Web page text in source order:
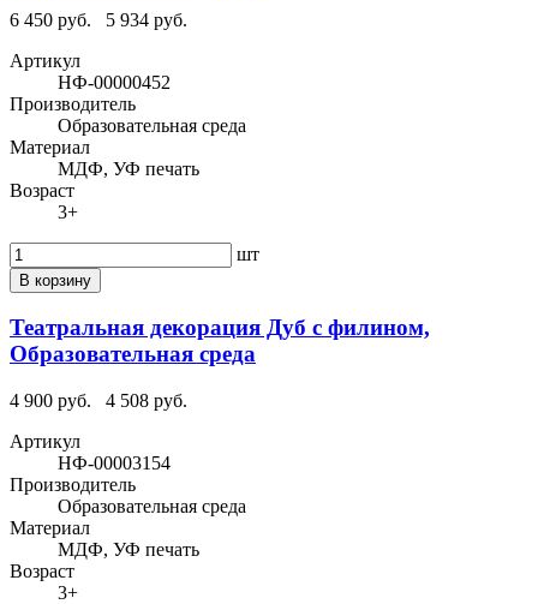
6 450 руб.
5 934 руб.
Артикул
НФ-00000452
Производитель
Образовательная среда
Материал
МДФ, УФ печать
Возраст
3+
шт
В корзину
Театральная декорация Дуб с филином,
Образовательная среда
4 900 руб.
4 508 руб.
Артикул
НФ-00003154
Производитель
Образовательная среда
Материал
МДФ, УФ печать
Возраст
3+